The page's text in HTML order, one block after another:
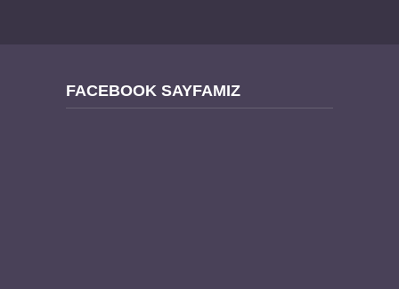
FACEBOOK SAYFAMIZ